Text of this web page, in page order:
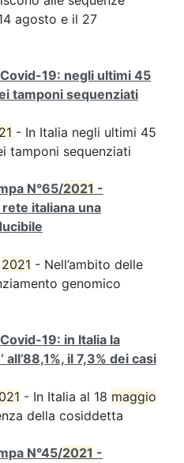
agosto e il 27
19: negli ultimi 45
tamponi sequenziati
- In Italia negli ultimi 45
tamponi sequenziati
N°65/2021 -
italiana una
2021 - Nell’ambito delle
genomico
19: in Italia la
all’88,1%, il 7,3% dei casi
- In Italia al 18 maggio
della cosiddetta
N°45/2021 -